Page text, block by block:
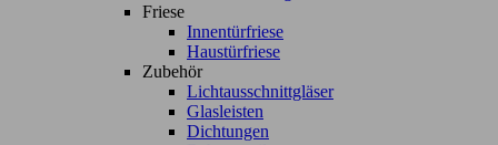
Friese
Innentürfriese
Haustürfriese
Zubehör
Lichtausschnittgläser
Glasleisten
Dichtungen